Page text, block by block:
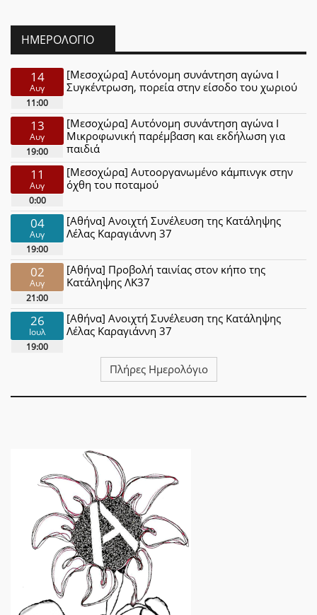
ΗΜΕΡΟΛΌΓΙΟ
14
Αυγ
11:00
[Μεσοχώρα] Αυτόνομη συνάντηση αγώνα Ι
Συγκέντρωση, πορεία στην είσοδο του χωριού
13
Αυγ
19:00
[Μεσοχώρα] Αυτόνομη συνάντηση αγώνα Ι
Μικροφωνική παρέμβαση και εκδήλωση για
παιδιά
11
Αυγ
0:00
[Μεσοχώρα] Αυτοοργανωμένο κάμπινγκ στην
όχθη του ποταμού
04
Αυγ
19:00
[Αθήνα] Ανοιχτή Συνέλευση της Κατάληψης
Λέλας Καραγιάννη 37
02
Αυγ
21:00
[Αθήνα] Προβολή ταινίας στον κήπο της
Κατάληψης ΛΚ37
26
Ιουλ
19:00
[Αθήνα] Ανοιχτή Συνέλευση της Κατάληψης
Λέλας Καραγιάννη 37
Πλήρες Ημερολόγιο